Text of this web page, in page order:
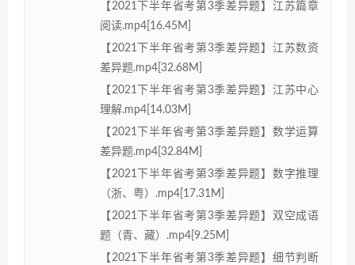
【2021下半年省考第3季差异题】江苏篇章
阅读.mp4[16.45M]
【2021下半年省考第3季差异题】江苏数资
差异题.mp4[32.68M]
【2021下半年省考第3季差异题】江苏中心
理解.mp4[14.03M]
【2021下半年省考第3季差异题】数学运算
差异题.mp4[32.84M]
【2021下半年省考第3季差异题】数字推理
（浙、粤）.mp4[17.31M]
【2021下半年省考第3季差异题】双空成语
题（青、藏）.mp4[9.25M]
【2021下半年省考第3季差异题】细节判断